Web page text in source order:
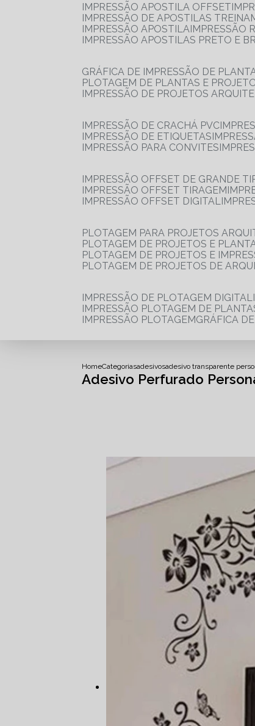
IMPRESSÃO APOSTILA OFFSET
IMPRESSÃO DE APOSTILAS
IMPRESSÃO APOSTILA IMPRESSÃO
IMPRESSÃO APOSTILAS PRETO E
GRÁFICA DE IMPRESSÃO DE
PLOTAGEM DE PLANTAS E
IMPRESSÃO DE PROJETOS
IMPRESSÃO DE CRACHÁ PVC
IMPRESSÃO DE ETIQUETAS
IMPRESSÃO PARA CONVITES
IMPRESSÃO OFFSET DE GRANDE
IMPRESSÃO OFFSET TIRAGEM
IMPRESSÃO OFFSET DIGITAL
PLOTAGEM PARA PROJETOS
PLOTAGEM DE PROJETOS E
PLOTAGEM DE PROJETOS E
PLOTAGEM DE PROJETOS DE
IMPRESSÃO DE PLOTAGEM DIGITAL
IMPRESSÃO PLOTAGEM DE
IMPRESSÃO PLOTAGEM
GRÁFICA
HomeCategoriasadesivosadesivo transparente
Adesivo Perfurado